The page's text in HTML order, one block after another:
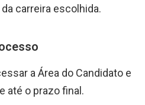
carreira escolhida.
a Área do Candidato e
até o prazo final.